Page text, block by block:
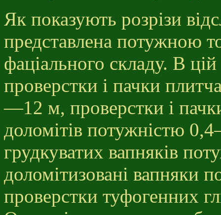
Як показують розрізи
представлена потужною
фаціального складу. В цій
проверстки і пачки
—12 м, проверстки і
доломітів потужністю
грудкуватих вапняків
доломітизовані вапняки
проверстки туфогенних